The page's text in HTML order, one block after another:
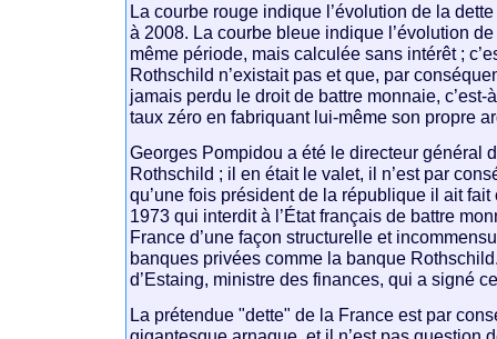
La courbe rouge indique l’évolution de la
à 2008. La courbe bleue indique l’évolution
même période, mais calculée sans intérêt ;
Rothschild n’existait pas et que, par
jamais perdu le droit de battre monnaie, c’est-
taux zéro en fabriquant lui-même son propre
Georges Pompidou a été le directeur général
Rothschild ; il en était le valet, il n’est par
qu’une fois président de la république il ait
1973 qui interdit à l’État français de battre
France d’une façon structurelle et
banques privées comme la banque
d’Estaing, ministre des finances, qui a signé
La prétendue "dette" de la France est par